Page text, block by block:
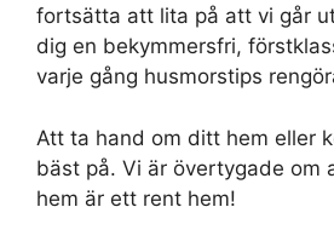
fortsätta att lita på att vi går
dig en bekymmersfri,
varje gång husmorstips
Att ta hand om ditt hem eller
bäst på. Vi är övertygade om
hem är ett rent hem!